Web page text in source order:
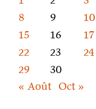
8
9 10
15
16 17
22
23 24
29
30
« Août Oct »